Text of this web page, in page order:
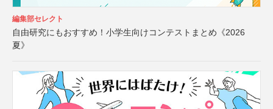
編集部セレクト
自由研究にもおすすめ！小学生向けコンテストまとめ《2026
夏》